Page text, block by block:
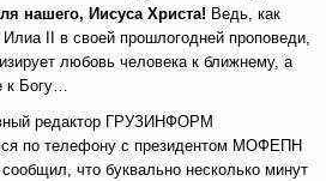
нашего, Иисуса Христа! Ведь, как
Илиа II в своей прошлогодней проповеди,
любовь человека к ближнему, а
к Богу…
редактор ГРУЗИНФОРМ
по телефону с президентом МОФЕПН
что буквально несколько минут